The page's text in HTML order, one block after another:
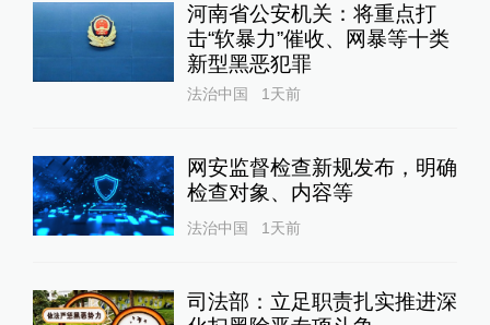
河南省公安机关：将重点打
击“软暴力”催收、网暴等十类
新型黑恶犯罪
法治中国 1天前
网安监督检查新规发布，明确
检查对象、内容等
法治中国 1天前
司法部：立足职责扎实推进深